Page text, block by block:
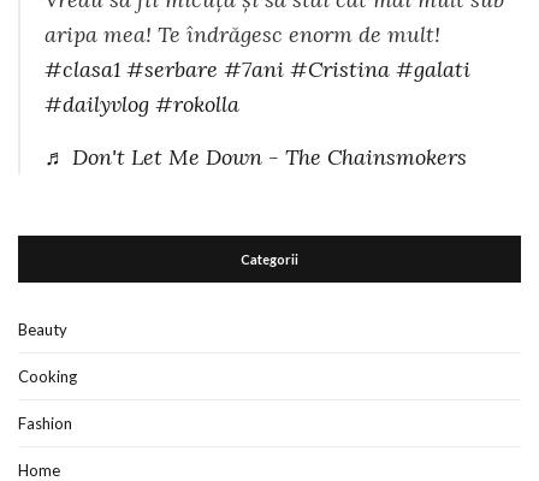
aripa mea! Te îndrăgesc enorm de mult!
#clasa1 #serbare #7ani #Cristina #galati
#dailyvlog #rokolla
♬ Don't Let Me Down - The Chainsmokers
Categorii
Beauty
Cooking
Fashion
Home